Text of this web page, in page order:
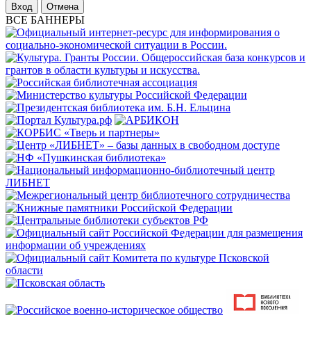
Отмена
ВСЕ БАННЕРЫ